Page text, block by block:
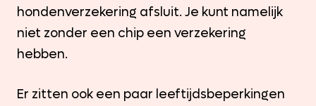
hondenverzekering afsluit. Je kunt namelijk
niet zonder een chip een verzekering
hebben.
Er zitten ook een paar leeftijdsbeperkingen